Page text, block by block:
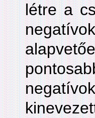
létre a